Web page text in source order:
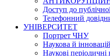
Доступ до
Телефонний
УНІВЕРСИТЕТ
Портрет ЧНУ
Наукова й
Наукові